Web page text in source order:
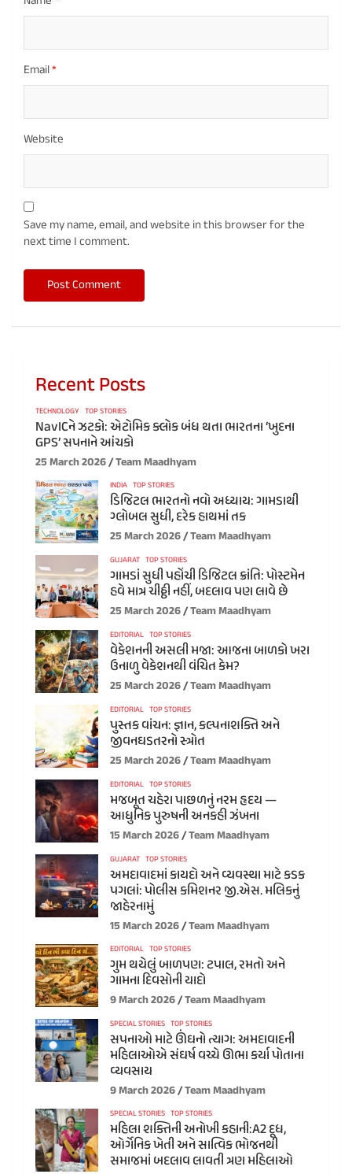
Email*
Website
Save my name, email, and website in this browser for the
next time I comment.
Recent Posts
TECHNOLOGY TOP STORIES
NavICને ઝટકો: એટોમિક ક્લોક બંધ થતા ભારતના ‘ખુદના
GPS’ સપનાને આંચકો
25 March 2026 Team Maadhyam
INDIA TOP STORIES
ડિજિટલ ભારતનો નવો અધ્યાય: ગામડાથી
ગ્લોબલ સુધી, દરેક હાથમાં તક
25 March 2026 Team Maadhyam
GUJARAT TOP STORIES
ગામડાં સુધી પહોંચી ડિજિટલ ક્રાંતિ: પોસ્ટમેન
હવે માત્ર ચીઠ્ઠી નહીં, બદલાવ પણ લાવે છે
25 March 2026 Team Maadhyam
EDITORIAL TOP STORIES
વેકેશનની અસલી મજા: આજના બાળકો ખરા
ઉનાળુ વેકેશનથી વંચિત કેમ?
25 March 2026 Team Maadhyam
EDITORIAL TOP STORIES
પુસ્તક વાંચન: જ્ઞાન, કલ્પનાશક્તિ અને
જીવનઘડતરનો સ્ત્રોત
25 March 2026 Team Maadhyam
EDITORIAL TOP STORIES
મજબૂત ચહેરા પાછળનું નરમ હૃદય —
આધુનિક પુરુષની અનકહી ઝંખના
15 March 2026 Team Maadhyam
GUJARAT TOP STORIES
અમદાવાદમાં કાયદો અને વ્યવસ્થા માટે કડક
પગલાં: પોલીસ કમિશનર જી.એસ. મલિકનું
જાહેરનામું
15 March 2026 Team Maadhyam
EDITORIAL TOP STORIES
ગુમ થયેલું બાળપણ: ટપાલ, રમતો અને
ગામના દિવસોની યાદો
9 March 2026 Team Maadhyam
SPECIAL STORIES TOP STORIES
સપનાઓ માટે ઊંઘનો ત્યાગ: અમદાવાદની
મહિલાઓએ સંઘર્ષ વચ્ચે ઊભા કર્યા પોતાના
વ્યવસાય
9 March 2026 Team Maadhyam
SPECIAL STORIES TOP STORIES
મહિલા શક્તિની અનોખી કહાની:A2 દૂધ,
ઓર્ગેનિક ખેતી અને સાત્વિક ભોજનથી
સમાજમાં બદલાવ લાવતી ત્રણ મહિલાઓ